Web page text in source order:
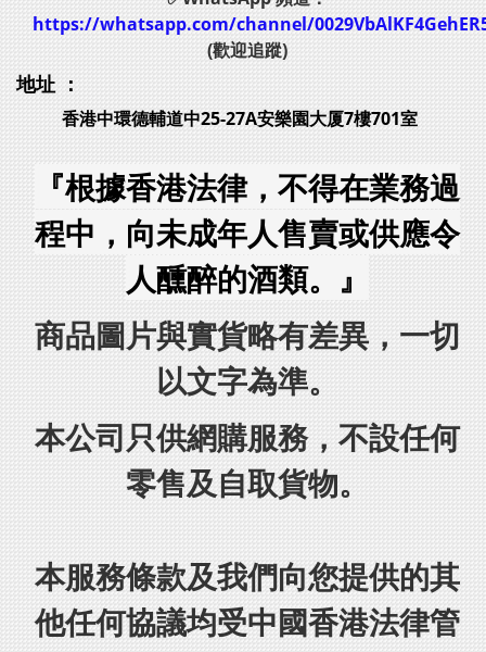
https://whatsapp.com/channel/
(歡迎追蹤)
地址 ：
香港中環德輔道中25-27A安樂園大厦7樓701室
『根據香港法律，不得在業務過
程中，向未成年人售賣或供應令
人醺醉的酒類。』
商品圖片與實貨略有差異，一切
以文字為準。
本公司只供網購服務，不設任何
零售及自取貨物。
本服務條款及我們向您提供的其
他任何協議均受中國香港法律管